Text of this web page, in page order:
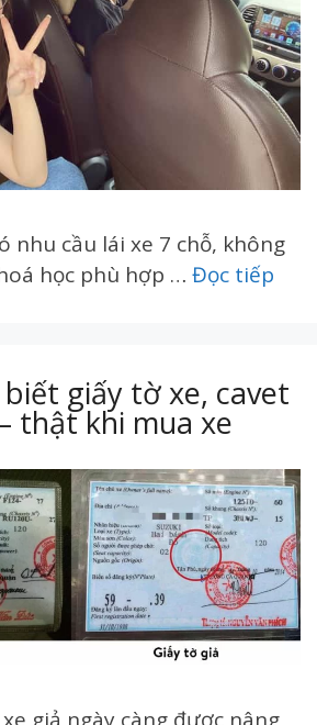
nhu cầu lái xe 7 chỗ, không
học phù hợp … Đọc tiếp
biết giấy tờ xe, cavet
thật khi mua xe